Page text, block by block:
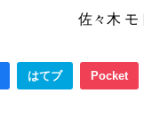
佐々木 モ
はてブ Pocket